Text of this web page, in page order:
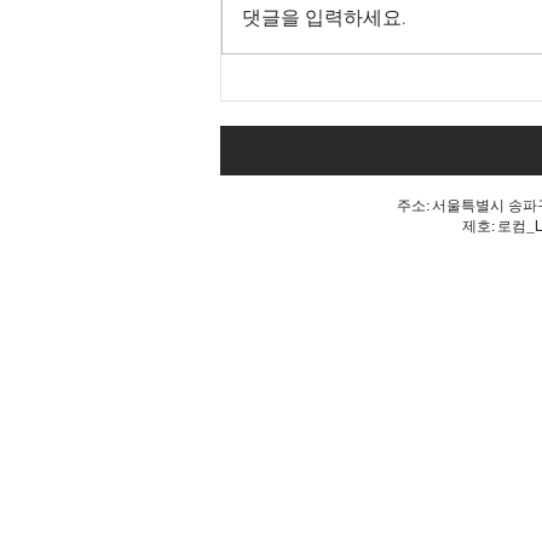
공 불꽃!
댓글을 입력하세요.
주소: 서울특별시 송
제호: 로컴